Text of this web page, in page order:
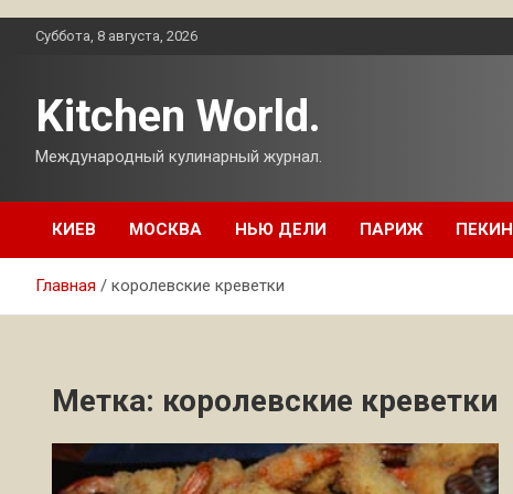
ПерейтиСуббота, 8 августа, 2026
Kitchen World.
Международный кулинарный журнал.
КИЕВ МОСКВА НЬЮ ДЕЛИ ПАРИЖ ПЕКИН
Главная королевские креветки
Метка: королевские креветки